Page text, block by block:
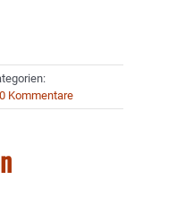
0 Kommentare